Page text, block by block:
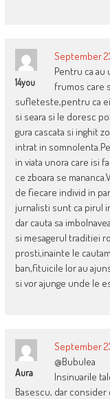
14you
September
Pentru ca
frumos care
sufleteste,pentru ca ei
si seara si le doresc
gura cascata si inghit
intrat in
in viata unora care isi
ce zboara se
de fiecare individ in
jurnalisti sunt ca pirul
dar cauta sa
si mesagerul traditiei
prosti,inainte le
ban,fituicile lor au
si vor ajunge unde le
Aura
September
@Bubulea
Insinuarile
Basescu, dar